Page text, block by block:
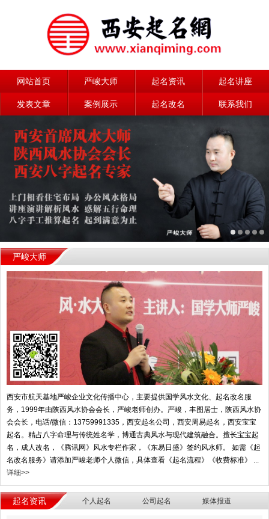
网站首页 严峻大师 起名资讯 起名讲座
发表文章 案例展示 起名改名 联系我们
严峻大师
西安市航天基地严峻企业文化传播中心，主要提供国学风水文化、起名改名服
务，1999年由陕西风水协会会长，严峻老师创办。严峻，丰图居士，陕西风水协
会会长，电话/微信：13759991335，西安起名公司，西安周易起名，西安宝宝
起名。精占八字命理与传统姓名学，博通古典风水与现代建筑融合。擅长宝宝起
名，成人改名，《腾讯网》风水专栏作家，《东易日盛》签约风水师。 如需《起
名改名服务》请添加严峻老师个人微信，具体查看《起名流程》《收费标准》 ...
详细>>
起名资讯 个人起名 公司起名 媒体报道